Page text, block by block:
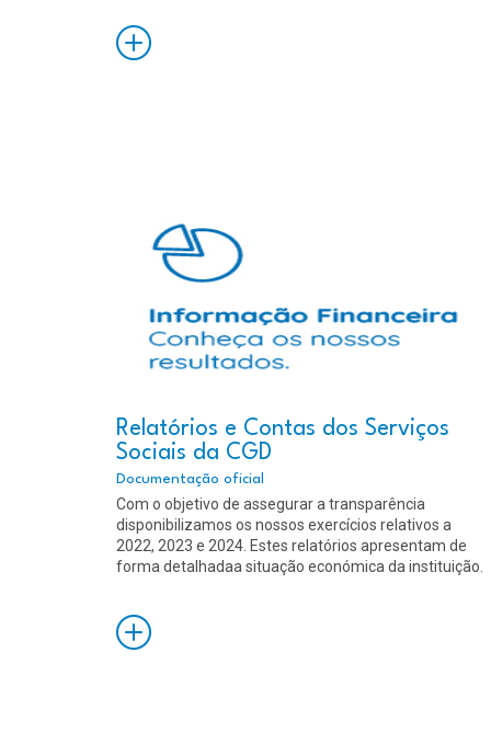
Relatórios e Contas dos Serviços
Sociais da CGD
Documentação oficial
Com o objetivo de assegurar a transparência
disponibilizamos os nossos exercícios relativos a
2022, 2023 e 2024. Estes relatórios apresentam de
forma detalhadaa situação económica da instituição.